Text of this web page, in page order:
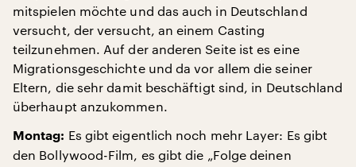
mitspielen möchte und das auch in Deutschland
versucht, der versucht, an einem Casting
teilzunehmen. Auf der anderen Seite ist es eine
Migrationsgeschichte und da vor allem die seiner
Eltern, die sehr damit beschäftigt sind, in Deutschland
überhaupt anzukommen.
Montag: Es gibt eigentlich noch mehr Layer: Es gibt
den Bollywood-Film, es gibt die „Folge deinen